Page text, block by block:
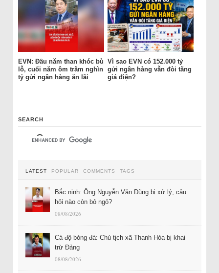
EVN: Đầu năm than khóc bù
lỗ, cuối năm ôm trăm nghìn
tỷ gửi ngân hàng ăn lãi
Vì sao EVN có 152.000 tỷ
gửi ngân hàng vẫn đòi tăng
giá điện?
SEARCH
LATEST POPULAR COMMENTS TAGS
Bắc ninh: Ông Nguyễn Văn Dũng bị xử lý, câu
hỏi nào còn bỏ ngỏ?
08/08/2026
Cá độ bóng đá: Chủ tịch xã Thanh Hóa bị khai
trừ Đảng
08/08/2026